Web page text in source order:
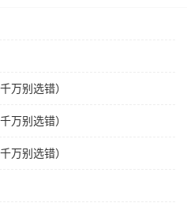
万别选错）
万别选错）
万别选错）